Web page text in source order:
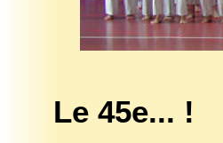
Le 45e... !